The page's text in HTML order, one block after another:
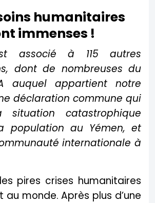
humanitaires
immenses !
associé à 115 autres
dont de nombreuses du
auquel appartient notre
déclaration commune qui
situation catastrophique
population au Yémen, et
internationale à
pires crises humanitaires
monde. Après plus d’une